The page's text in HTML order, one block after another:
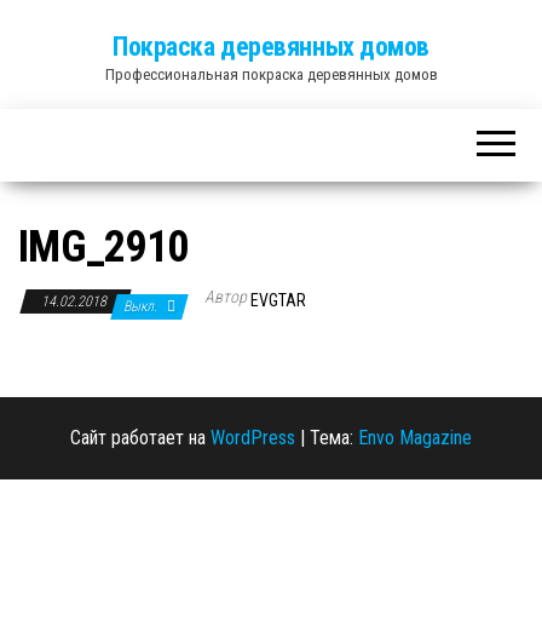
Покраска деревянных домов
Профессиональная покраска деревянных домов
IMG_2910
14.02.2018 Выкл. Автор EVGTAR
Сайт работает на WordPress | Тема: Envo Magazine